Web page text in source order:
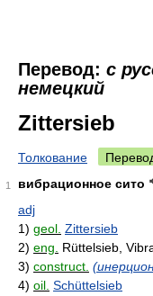
Перевод: с
немецкий
Zittersieb
Толкование
1
вибрационное сито
adj
1) geol. Zittersieb
2) eng.
Rüttelsieb,
3) construct.
4) oil. Schüttelsieb